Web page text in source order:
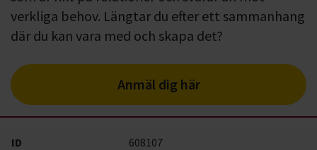
verkliga behov. Längtar du efter ett sammanhang
där du kan vara med och skapa det?
Anmäl dig här
ID 608107